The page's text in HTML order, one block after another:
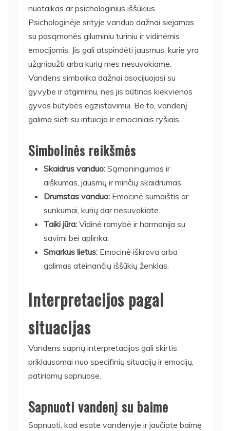
nuotaikas ar psichologinius iššūkius.
Psichologinėje srityje vanduo dažnai siejamas
su pasąmonės giluminiu turiniu ir vidinėmis
emocijomis. Jis gali atspindėti jausmus, kurie yra
užgniaužti arba kurių mes nesuvokiame.
Vandens simbolika dažnai asocijuojasi su
gyvybe ir atgimimu, nes jis būtinas kiekvienos
gyvos būtybės egzistavimui. Be to, vandenį
galima sieti su intuicija ir emociniais ryšiais.
Simbolinės reikšmės
Skaidrus vanduo: Sąmoningumas ir
aiškumas, jausmų ir minčių skaidrumas.
Drumstas vanduo: Emocinė sumaištis ar
sunkumai, kurių dar nesuvokiate.
Taiki jūra: Vidinė ramybė ir harmonija su
savimi bei aplinka.
Smarkus lietus: Emocinė iškrova arba
galimas ateinančių iššūkių ženklas.
Interpretacijos pagal
situacijas
Vandens sapnų interpretacijos gali skirtis
priklausomai nuo specifinių situacijų ir emocijų,
patiriamų sapnuose.
Sapnuoti vandenį su baime
Sapnuoti, kad esate vandenyje ir jaučiate baimę